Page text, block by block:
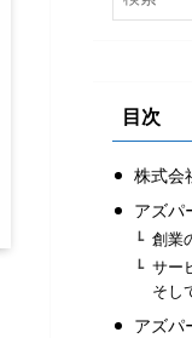
目次
株式会
アズパ
創業
サー
そし
アズパ